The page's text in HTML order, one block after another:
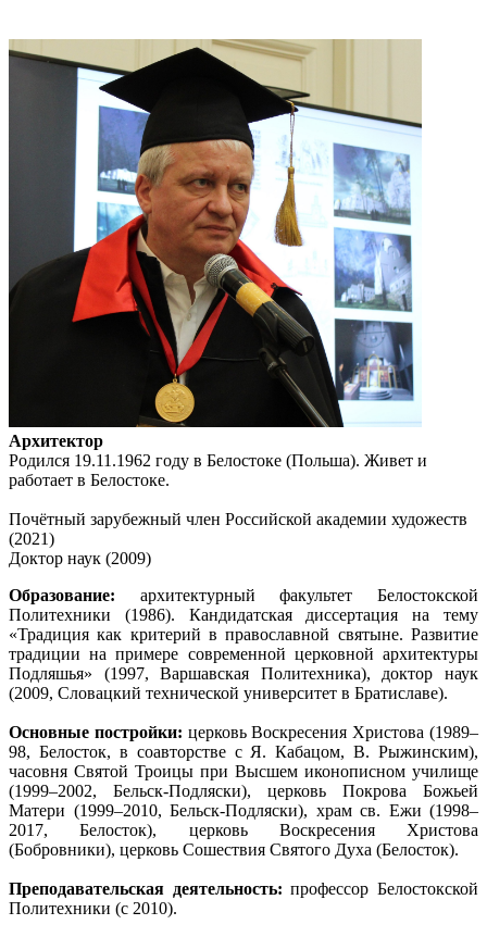
Архитектор
Родился 19.11.1962 году в Белостоке (Польша). Живет и
работает в Белостоке.
Почётный зарубежный член Российской академии художеств
(2021)
Доктор наук (2009)
Образование: архитектурный факультет Белостокской
Политехники (1986). Кандидатская диссертация на тему
«Традиция как критерий в православной святыне. Развитие
традиции на примере современной церковной архитектуры
Подляшья» (1997, Варшавская Политехника), доктор наук
(2009, Словацкий технической университет в Братиславе).
Основные постройки: церковь Воскресения Христова (1989–
98, Белосток, в соавторстве с Я. Кабацом, В. Рыжинским),
часовня Святой Троицы при Высшем иконописном училище
(1999–2002, Бельск-Подляски), церковь Покрова Божьей
Матери (1999–2010, Бельск-Подляски), храм св. Ежи (1998–
2017, Белосток), церковь Воскресения Христова
(Бобровники), церковь Сошествия Святого Духа (Белосток).
Преподавательская деятельность: профессор Белостокской
Политехники (с 2010).